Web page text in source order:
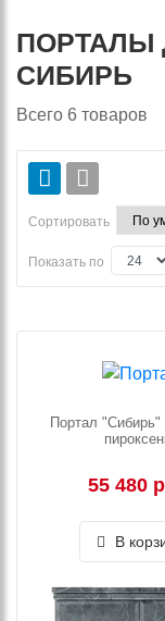
ПОРТАЛЫ
СИБИРЬ
Всего 6 товаров
Сортировать
Показать по
Портал "Сибирь"
55 480
В